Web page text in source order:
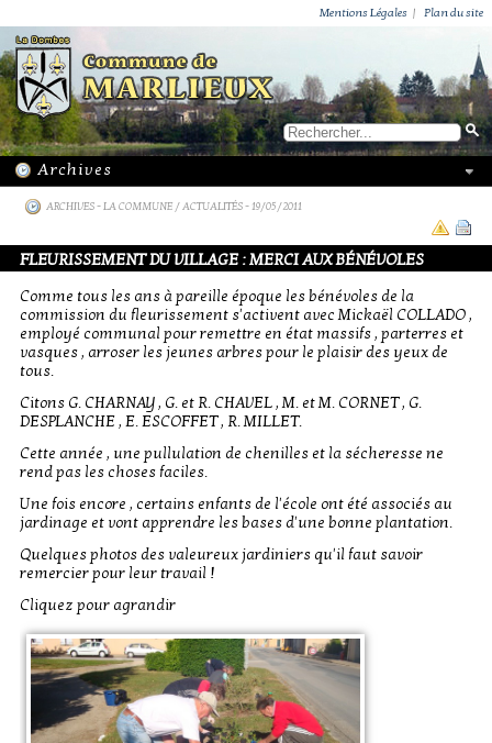
Mentions Légales | Plan du site
ARCHIVES-LA COMMUNE / ACTUALITÉS- 19/05/2011
FLEURISSEMENT DU VILLAGE : MERCI AUX BÉNÉVOLES
Comme tous les ans à pareille époque les bénévoles de la
commission du fleurissement s'activent avec Mickaël COLLADO ,
employé communal pour remettre en état massifs , parterres et
vasques , arroser les jeunes arbres pour le plaisir des yeux de
tous.
Citons G. CHARNAY , G. et R. CHAVEL , M. et M. CORNET , G.
DESPLANCHE , E. ESCOFFET , R. MILLET.
Cette année , une pullulation de chenilles et la sécheresse ne
rend pas les choses faciles.
Une fois encore , certains enfants de l'école ont été associés au
jardinage et vont apprendre les bases d'une bonne plantation.
Quelques photos des valeureux jardiniers qu'il faut savoir
remercier pour leur travail !
Cliquez pour agrandir